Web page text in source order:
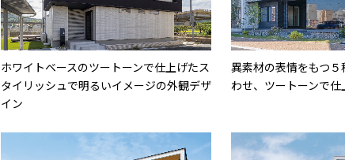
ホワイトベースのツートーンで仕上げたス
タイリッシュで明るいイメージの外観デザ
イン
異素材の表情をもつ
わせ、ツートーンで